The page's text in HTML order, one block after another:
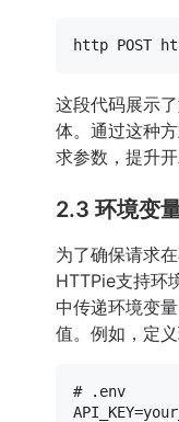
http POST
这段代码展示
体。通过这种
求参数，提升开
2.3 环境变
为了确保请求
HTTPie支持环
中传递环境变
值。例如，定义
# .env